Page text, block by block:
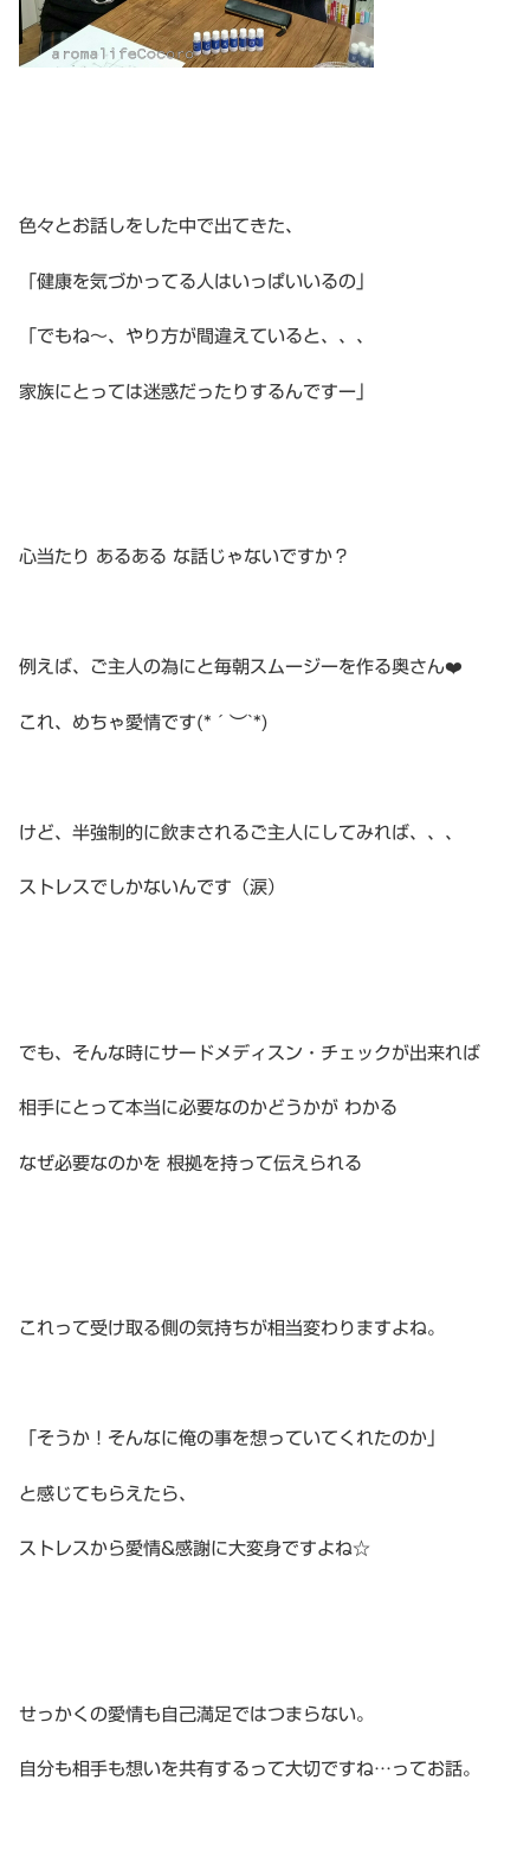
色々とお話しをした中で出てきた、
「健康を気づかってる人はいっぱいいるの」
「でもね〜、やり方が間違えていると、、、
家族にとっては迷惑だったりするんですー」
心当たり あるある な話じゃないですか？
例えば、ご主人の為にと毎朝スムージーを作る奥さん❤️
これ、めちゃ愛情です(*´︶`*)
けど、半強制的に飲まされるご主人にしてみれば、、、
ストレスでしかないんです（涙）
でも、そんな時にサードメディスン・チェックが出来れば
相手にとって本当に必要なのかどうかが わかる
なぜ必要なのかを 根拠を持って伝えられる
これって受け取る側の気持ちが相当変わりますよね。
「そうか！そんなに俺の事を想っていてくれたのか」
と感じてもらえたら、
ストレスから愛情&感謝に大変身ですよね☆
せっかくの愛情も自己満足ではつまらない。
自分も相手も想いを共有するって大切ですね…ってお話。